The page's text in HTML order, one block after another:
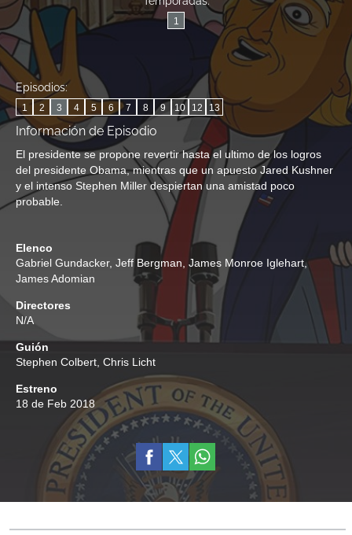
1
Episodios:
1 2 3 4 5 6 7 8 9 10 12 13
Información de Episodio
El presidente se propone revertir hasta el ultimo de los logros
del presidente Obama, mientras que un apuesto Jared Kushner
y el intenso Stephen Miller despiertan una amistad poco
probable.
Elenco
Gabriel Gundacker, Jeff Bergman James Monroe Iglehart,
James Adomian
Directores
N/A
Guión
Stephen Colbert Chris Licht
Estreno
18 de Feb 2018